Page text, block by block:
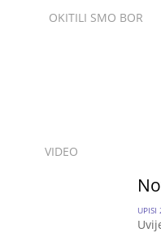
OKITILI SMO BOR
VIDEO